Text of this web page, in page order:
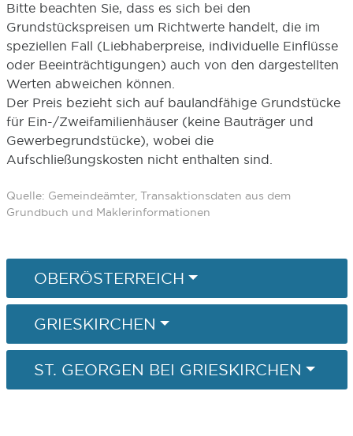
Bitte beachten Sie, dass es sich bei den
Grundstückspreisen um Richtwerte handelt, die im
speziellen Fall (Liebhaberpreise, individuelle Einflüsse
oder Beeinträchtigungen) auch von den dargestellten
Werten abweichen können.
Der Preis bezieht sich auf baulandfähige Grundstücke
für Ein-/Zweifamilienhäuser (keine Bauträger und
Gewerbegrundstücke), wobei die
Aufschließungskosten nicht enthalten sind.
Quelle: Gemeindeämter, Transaktionsdaten aus dem
Grundbuch und Maklerinformationen
OBERÖSTERREICH
GRIESKIRCHEN
ST. GEORGEN BEI GRIESKIRCHEN